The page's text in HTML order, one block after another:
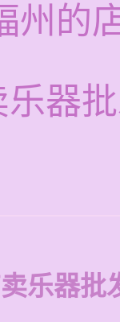
州的
器
乐器批